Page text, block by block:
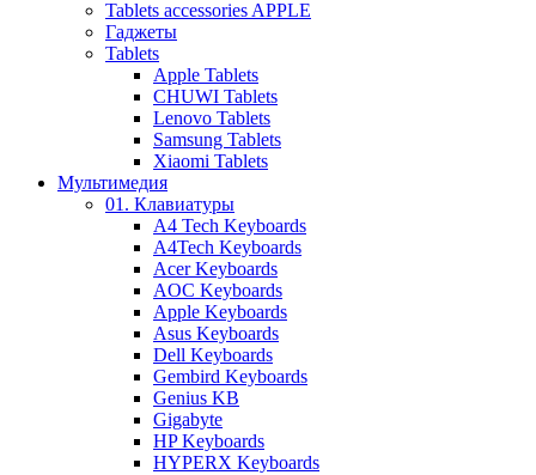
Tablets accessories APPLE
Гаджеты
Tablets
Apple Tablets
CHUWI Tablets
Lenovo Tablets
Samsung Tablets
Xiaomi Tablets
Мультимедия
01. Клавиатуры
A4 Tech Keyboards
A4Tech Keyboards
Acer Keyboards
AOC Keyboards
Apple Keyboards
Asus Keyboards
Dell Keyboards
Gembird Keyboards
Genius KB
Gigabyte
HP Keyboards
HYPERX Keyboards